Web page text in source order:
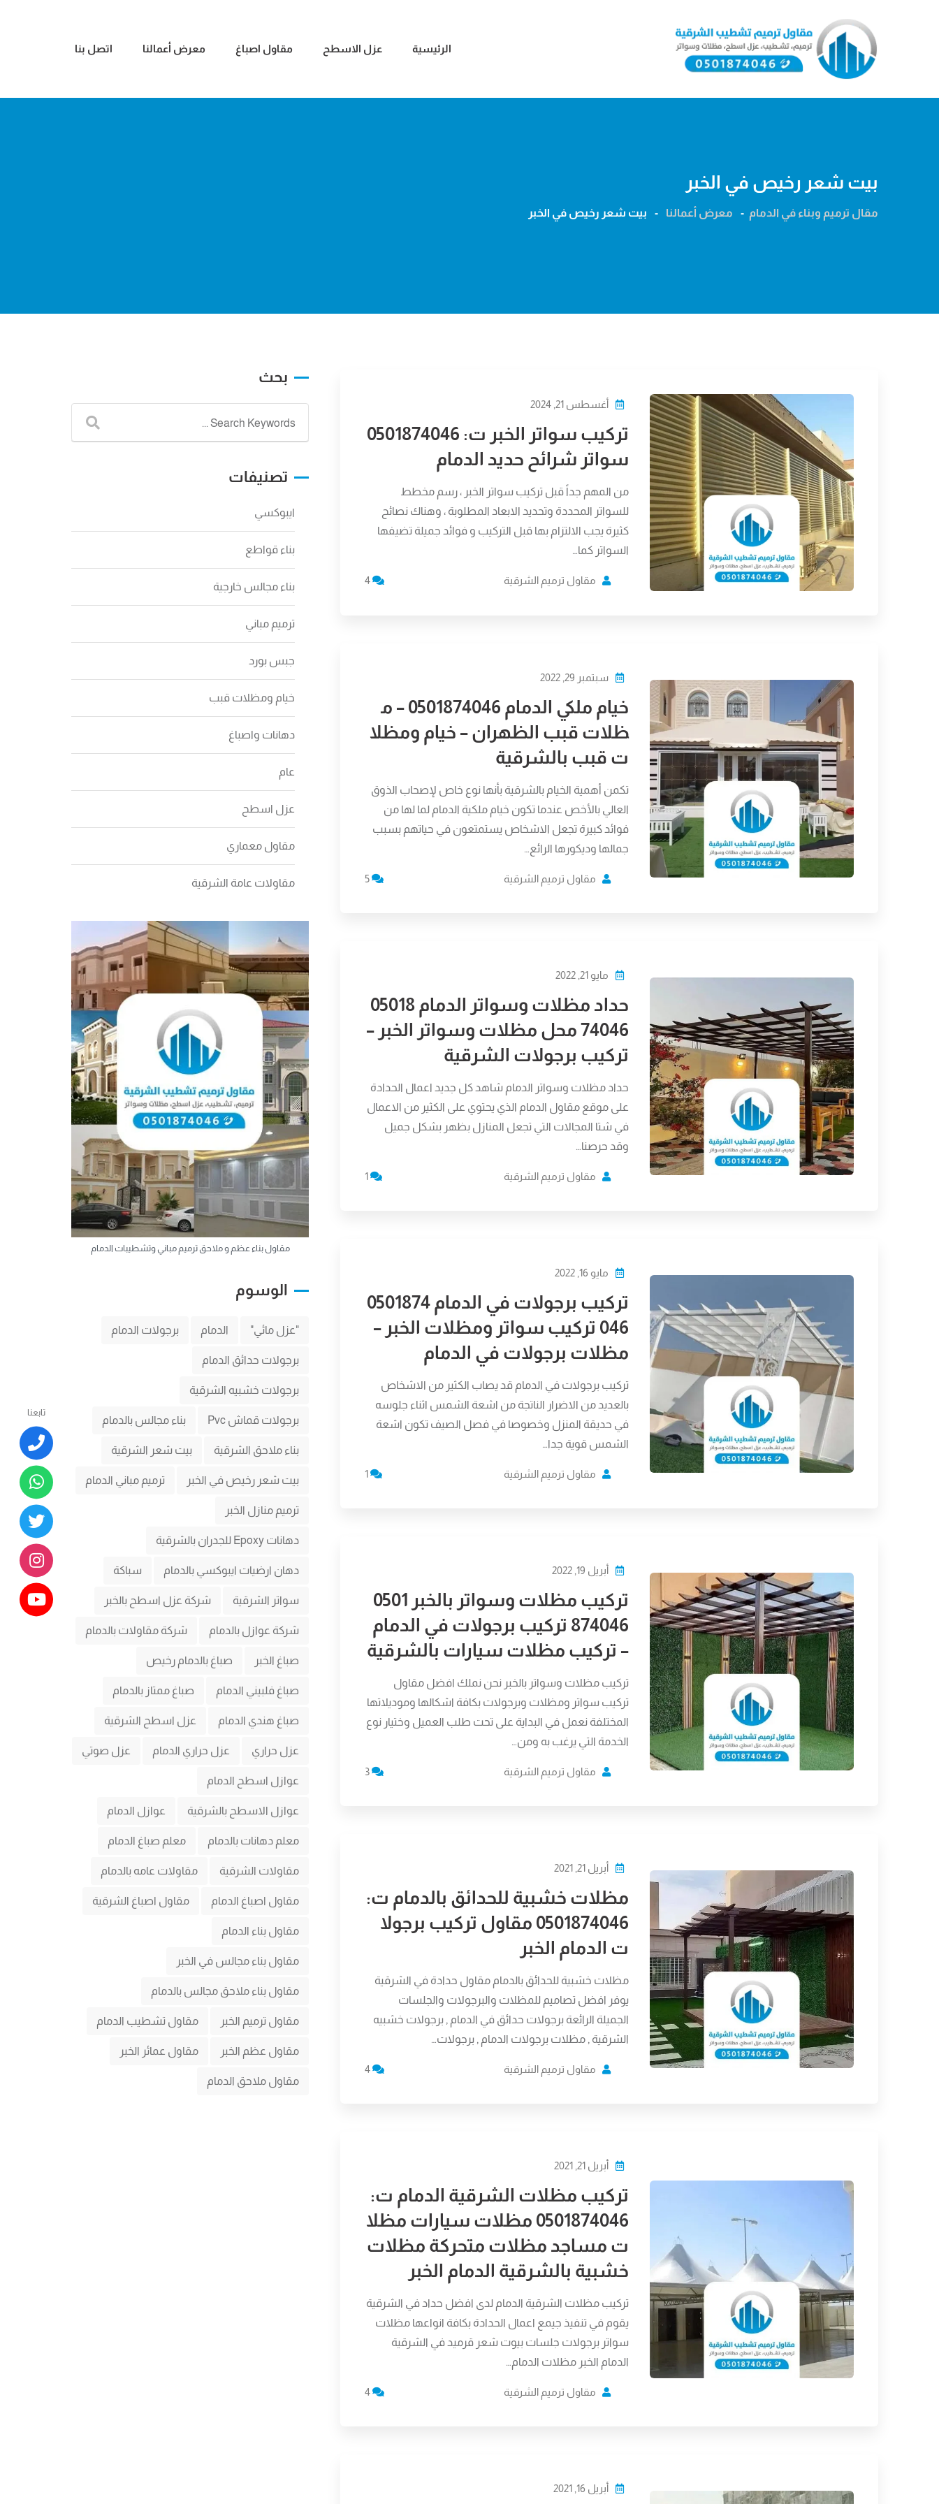
الرئيسية عزل الاسطح مقاول اصباغ معرض أعمالنا اتصل بنا
بيت شعر رخيص في الخبر
مقال ترميم وبناء في الدمام - معرض أعمالنا - بيت شعر رخيص في الخبر
أغسطس 21, 2024
تركيب سواتر الخبر ت: 0501874046
سواتر شرائح حديد الدمام
من المهم جداً قبل تركيب سواتر الخبر ، رسم مخطط
للسواتر المحددة وتحديد الابعاد المطلوبة ، وهناك نصائح
كثيرة يجب الالتزام بها قبل التركيب و فوائد جميلة تضيفها
السواتر كما…
مقاول ترميم الشرقية 4
سبتمبر 29, 2022
خيام ملكي الدمام 0501874046 – م
ظلات قبب الظهران – خيام ومظلا
ت قبب بالشرقية
تكمن أهمية الخيام بالشرقية بأنها نوع خاص لإصحاب الذوق
العالي بالأخص عندما تكون خيام ملكية الدمام لما لها من
فوائد كبيرة تجعل الاشخاص يستمتعون في حياتهم بسبب
جمالها وديكورها الرائع…
مقاول ترميم الشرقية 5
مايو 21, 2022
حداد مظلات وسواتر الدمام 05018
74046 محل مظلات وسواتر الخبر –
تركيب برجولات الشرقية
حداد مظلات وسواتر الدمام شاهد كل جديد اعمال الحدادة
على موقع مقاول الدمام الذي يحتوي على الكثير من الاعمال
في شتا المجالات التي تجعل المنازل بظهر بشكل جميل
وقد حرصنا…
مقاول ترميم الشرقية 1
مايو 16, 2022
تركيب برجولات في الدمام 0501874
046 تركيب سواتر ومظلات الخبر –
مظلات برجولات في الدمام
تركيب برجولات في الدمام قد يصاب الكثير من الاشخاص
بالعديد من الاضرار الناتجة من اشعة الشمس اثناء جلوسه
في حديقة المنزل وخصوصا في فصل الصيف تكون اشعة
الشمس قوية جدا…
مقاول ترميم الشرقية 1
أبريل 19, 2022
تركيب مظلات وسواتر بالخبر 0501
874046 تركيب برجولات في الدمام
– تركيب مظلات سيارات بالشرقية
تركيب مظلات وسواتر بالخبر نحن نملك افضل مقاول
تركيب سواتر ومظلات وبرجولات بكافة اشكالها وموديلاتها
المختلفة نعمل في البداية على تحت طلب العميل وختيار نوع
الخدمة التي يرغب به ومن…
مقاول ترميم الشرقية 3
أبريل 21, 2021
مظلات خشبية للحدائق بالدمام ت:
0501874046 مقاول تركيب برجولا
ت الدمام الخبر
مظلات خشبية للحدائق بالدمام مقاول حدادة في الشرقية
يوفر افضل تصاميم للمظلات والبرجولات والجلسات
الجميلة الرائعة برجولات حدائق في الدمام , برجولات خشبيه
الشرقية , مظلات برجولات الدمام , برجولات…
مقاول ترميم الشرقية 4
أبريل 21, 2021
تركيب مظلات الشرقية الدمام ت:
0501874046 مظلات سيارات مظلا
ت مساجد مظلات متحركة مظلات
خشبية بالشرقية الدمام الخبر
تركيب مظلات الشرقية الدمام لدى افضل حداد في الشرقية
يقوم في تنفيذ جيمع اعمال الحدادة بكافة انواعها مظلات
سواتر برجولات جلسات بيوت شعر قرميد في الشرقية
الدمام الخبر مظلات الدمام…
مقاول ترميم الشرقية 4
أبريل 16, 2021
بحث
تصنيفات
ايبوكسي
بناء قواطع
بناء مجالس خارجية
ترميم مباني
جبس بورد
خيام ومظلات قبب
دهانات واصباغ
عام
عزل اسطح
مقاول معماري
مقاولات عامة الشرقية
مقاول بناء عظم و ملاحق ترميم مباني وتشطيبات الدمام
الوسوم
"عزل مائي" الدمام برجولات الدمام
برجولات حدائق الدمام
برجولات خشبيه الشرقية
برجولات قماش Pvc بناء مجالس بالدمام
بناء ملاحق الشرقية بيت شعر الشرقية
بيت شعر رخيص في الخبر ترميم مباني الدمام
ترميم منازل الخبر
دهانات Epoxy للجدران بالشرقية
دهان ارضيات ايبوكسي بالدمام سباكة
سواتر الشرقية شركة عزل اسطح بالخبر
شركة عوازل بالدمام شركة مقاولات بالدمام
صباغ الخبر صباغ بالدمام رخيص
صباغ فلبيني الدمام صباغ ممتاز بالدمام
صباغ هندي الدمام عزل اسطح الشرقية
عزل حراري عزل حراري الدمام عزل صوتي
عوازل اسطح الدمام
عوازل الاسطح بالشرقية عوازل الدمام
معلم دهانات بالدمام معلم صباغ الدمام
مقاولات الشرقية مقاولات عامه بالدمام
مقاول اصباغ الدمام مقاول اصباغ الشرقية
مقاول بناء الدمام
مقاول بناء مجالس في الخبر
مقاول بناء ملاحق مجالس بالدمام
مقاول ترميم الخبر مقاول تشطيب الدمام
مقاول عظم الخبر مقاول عمائر الخبر
مقاول ملاحق الدمام
تابعنا